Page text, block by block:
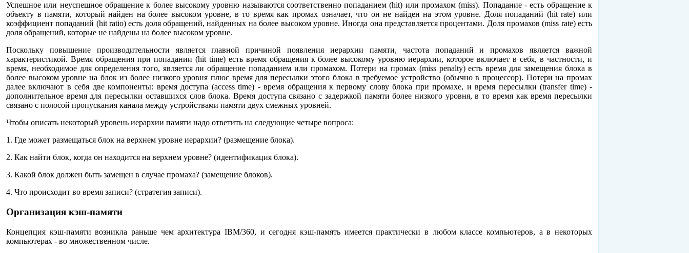
Успешное или неуспешное обращение к более высокому уровню называются соответственно попаданием (hit) или промахом (miss). Попадание - есть обращение к
объекту в памяти, который найден на более высоком уровне, в то время как промах означает, что он не найден на этом уровне. Доля попаданий (hit rate) или
коэффициент попаданий (hit ratio) есть доля обращений, найденных на более высоком уровне. Иногда она представляется процентами. Доля промахов (miss rate) есть
доля обращений, которые не найдены на более высоком уровне.
Поскольку повышение производительности является главной причиной появления иерархии памяти, частота попаданий и промахов является важной
характеристикой. Время обращения при попадании (hit time) есть время обращения к более высокому уровню иерархии, которое включает в себя, в частности, и
время, необходимое для определения того, является ли обращение попаданием или промахом. Потери на промах (miss penalty) есть время для замещения блока в
более высоком уровне на блок из более низкого уровня плюс время для пересылки этого блока в требуемое устройство (обычно в процессор). Потери на промах
далее включают в себя две компоненты: время доступа (access time) - время обращения к первому слову блока при промахе, и время пересылки (transfer time) -
дополнительное время для пересылки оставшихся слов блока. Время доступа связано с задержкой памяти более низкого уровня, в то время как время пересылки
связано с полосой пропускания канала между устройствами памяти двух смежных уровней.
Чтобы описать некоторый уровень иерархии памяти надо ответить на следующие четыре вопроса:
1. Где может размещаться блок на верхнем уровне иерархии? (размещение блока).
2. Как найти блок, когда он находится на верхнем уровне? (идентификация блока).
3. Какой блок должен быть замещен в случае промаха? (замещение блоков).
4. Что происходит во время записи? (стратегия записи).
Организация кэш-памяти
Концепция кэш-памяти возникла раньше чем архитектура IBM/360, и сегодня кэш-память имеется практически в любом классе компьютеров, а в некоторых
компьютерах - во множественном числе.